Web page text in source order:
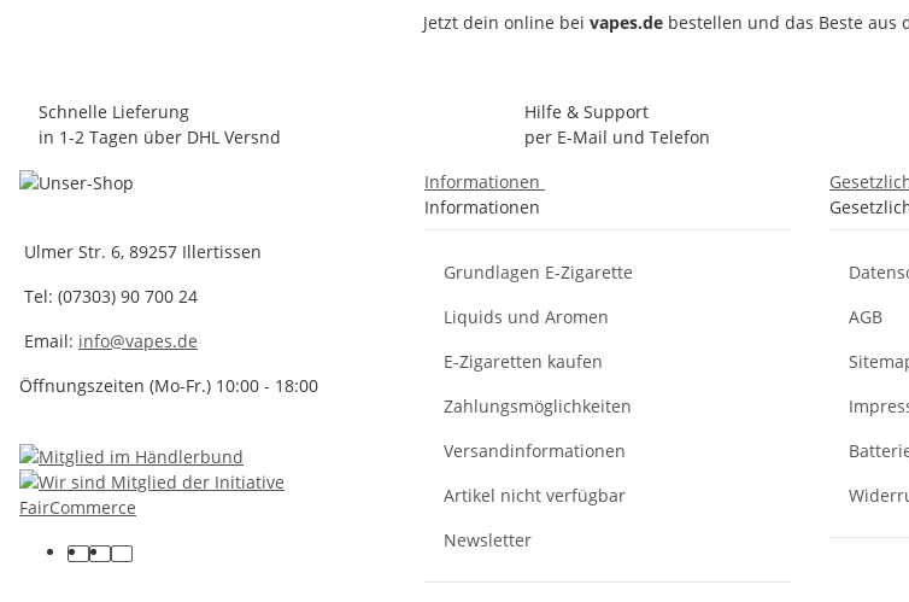
Jetzt dein online bei vapes.de bestellen und das Beste aus
Schnelle Lieferung
in 1-2 Tagen über DHL Versnd
Hilfe & Support
per E-Mail und Telefon
Ulmer Str. 6, 89257 Illertissen
Tel: (07303) 90 700 24
Email: info@vapes.de
Öffnungszeiten (Mo-Fr.) 10:00 - 18:00
Informationen
Informationen
Grundlagen E-Zigarette
Liquids und Aromen
E-Zigaretten kaufen
Zahlungsmöglichkeiten
Versandinformationen
Artikel nicht verfügbar
Newsletter
AGB